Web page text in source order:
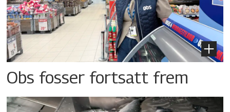
Obs fosser fortsatt frem